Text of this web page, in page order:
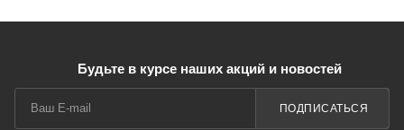
Будьте в курсе наших акций и новостей
ПОДПИСАТЬСЯ